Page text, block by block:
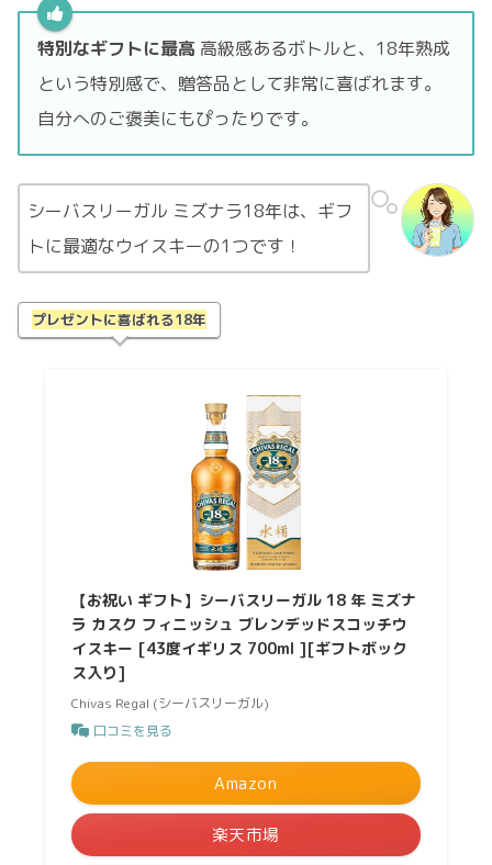
特別なギフトに最高 高級感あるボトルと、18年熟成
という特別感で、贈答品として非常に喜ばれます。
自分へのご褒美にもぴったりです。
シーバスリーガル ミズナラ18年は、ギフ
トに最適なウイスキーの1つです！
プレゼントに喜ばれる18年
【お祝い ギフト】シーバスリーガル 18 年 ミズナ
ラ カスク フィニッシュ ブレンデッドスコッチウ
イスキー [43度イギリス 700ml ][ギフトボック
ス入り]
Chivas Regal (シーバスリーガル)
口コミを見る
Amazon
楽天市場